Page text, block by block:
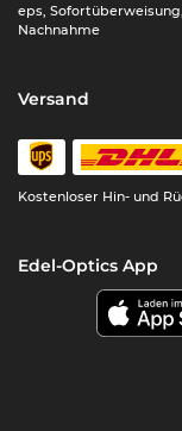
eps,
Nachnahme
Versand
Kostenloser Hin- und
Edel-Optics App